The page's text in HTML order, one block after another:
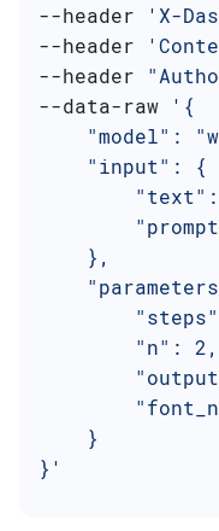
--header
'X-
--header
--header
--data-raw
'{
"model":
    "input": {
"text":
    },
        "n": 2,
    }
}'